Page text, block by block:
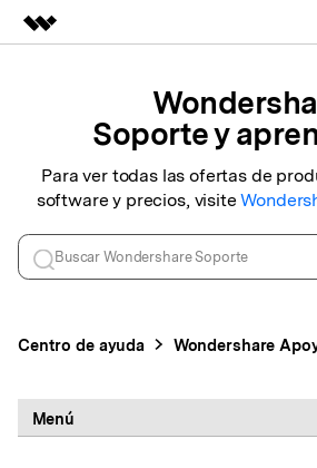
Creatividad digital con AIGC
Resumen
Soluciones
Quiénes somos
Sala de prensa
Soporte
Soporte y
Para ver todas las ofertas de
software y precios, visite
Centro de ayuda Wondershare
Menú